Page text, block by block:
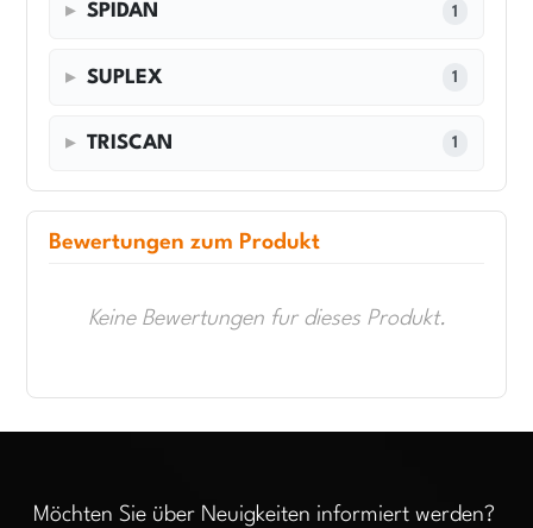
SPIDAN 1
SUPLEX 1
TRISCAN 1
Bewertungen zum Produkt
Keine Bewertungen fur dieses Produkt.
Möchten Sie über Neuigkeiten informiert werden?